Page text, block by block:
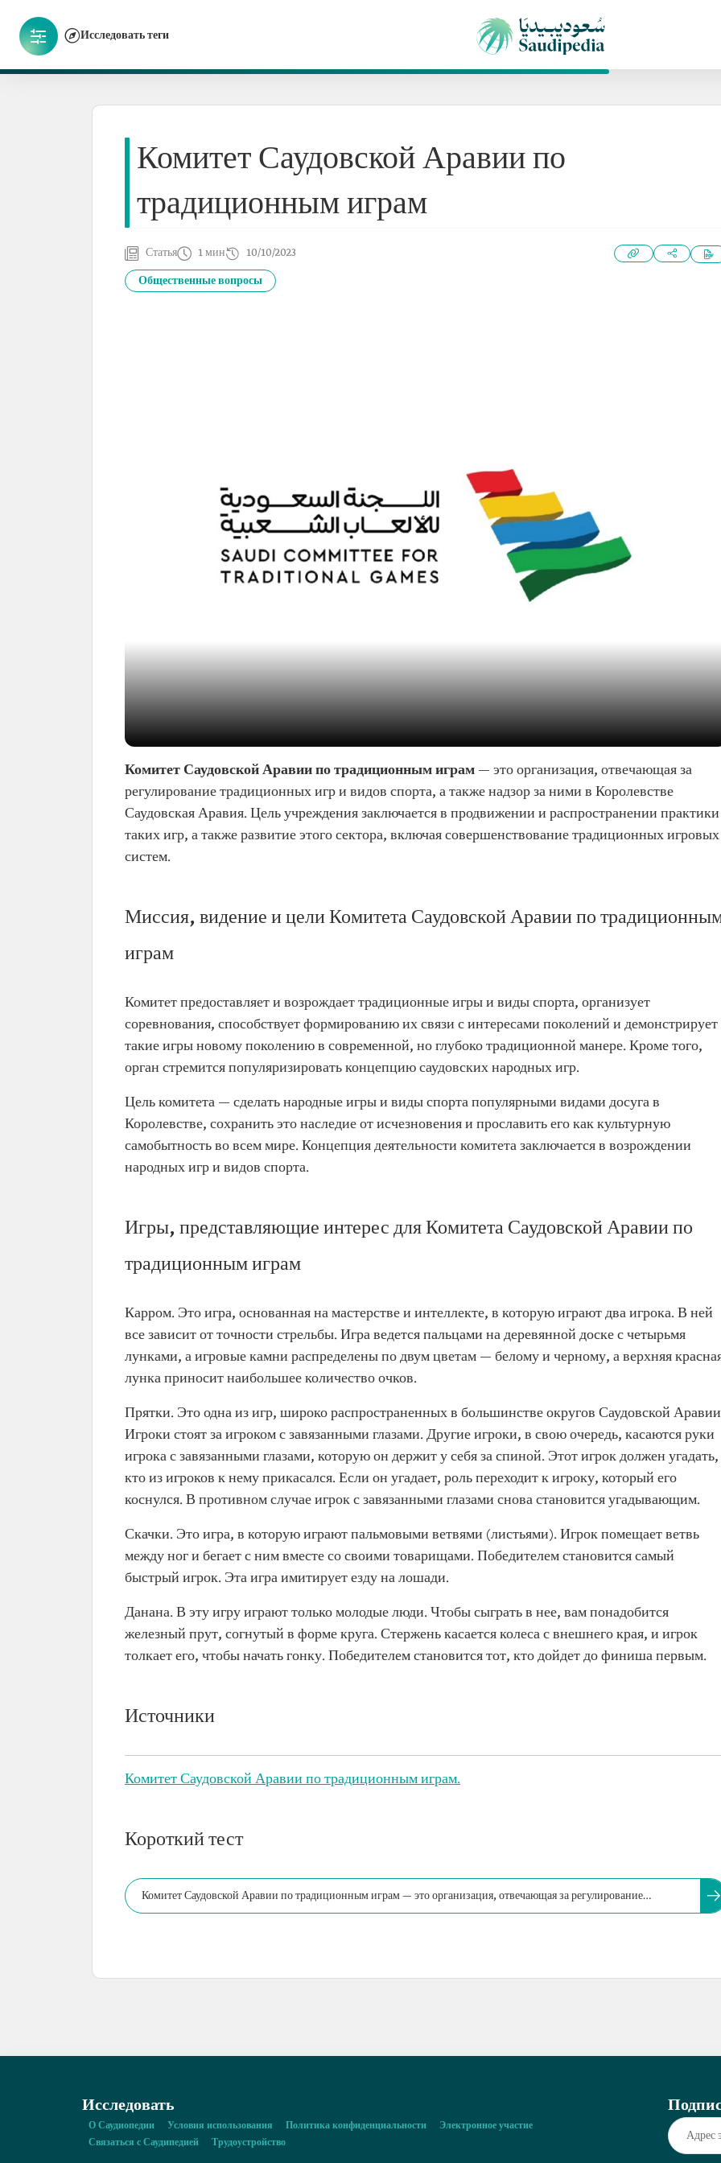
Исследовать теги
Комитет Саудовской Аравии по
традиционным играм
Статья 1 мин 10/10/2023
Общественные вопросы
Комитет Саудовской Аравии по традиционным играм — это организация, отвечающая за
регулирование традиционных игр и видов спорта, а также надзор за ними в Королевстве
Саудовская Аравия. Цель учреждения заключается в продвижении и распространении практики
таких игр, а также развитие этого сектора, включая совершенствование традиционных игровых
систем.
Миссия, видение и цели Комитета Саудовской Аравии по
играм
Комитет предоставляет и возрождает традиционные игры и виды спорта, организует
соревнования, способствует формированию их связи с интересами поколений и демонстрирует
такие игры новому поколению в современной, но глубоко традиционной манере. Кроме того,
орган стремится популяризировать концепцию саудовских народных игр.
Цель комитета — сделать народные игры и виды спорта популярными видами досуга в
Королевстве, сохранить это наследие от исчезновения и прославить его как культурную
самобытность во всем мире. Концепция деятельности комитета заключается в возрождении
народных игр и видов спорта.
Игры, представляющие интерес для Комитета Саудовской Аравии по
традиционным играм
Карром. Это игра, основанная на мастерстве и интеллекте, в которую играют два игрока. В ней
все зависит от точности стрельбы. Игра ведется пальцами на деревянной доске с четырьмя
лунками, а игровые камни распределены по двум цветам — белому и черному, а верхняя
лунка приносит наибольшее количество очков.
Прятки. Это одна из игр, широко распространенных в большинстве округов Саудовской
Игроки стоят за игроком с завязанными глазами. Другие игроки, в свою очередь, касаются руки
игрока с завязанными глазами, которую он держит у себя за спиной. Этот игрок должен угадать,
кто из игроков к нему прикасался. Если он угадает, роль переходит к игроку, который его
коснулся. В противном случае игрок с завязанными глазами снова становится угадывающим.
Скачки. Это игра, в которую играют пальмовыми ветвями (листьями). Игрок помещает ветвь
между ног и бегает с ним вместе со своими товарищами. Победителем становится самый
быстрый игрок. Эта игра имитирует езду на лошади.
Данана. В эту игру играют только молодые люди. Чтобы сыграть в нее, вам понадобится
железный прут, согнутый в форме круга. Стержень касается колеса с внешнего края, и игрок
толкает его, чтобы начать гонку. Победителем становится тот, кто дойдет до финиша первым.
Источники
Комитет Саудовской Аравии по традиционным играм.
Короткий тест
Комитет Саудовской Аравии по традиционным играм — это организация, отвечающая за регулирование
Исследовать
О Саудиопедии Условия использования Политика конфиденциальности
Электронное участие
Связаться с Саудипедией
Трудоустройство